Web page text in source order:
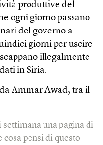
produttive del
ogni giorno passano
del governo a
giorni per uscire
illegalmente
in Siria.
Ammar Awad, tra il
una pagina di
cosa pensi di questo